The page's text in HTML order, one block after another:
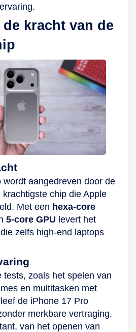
kracht van de
wordt aangedreven door de
krachtigste chip die Apple
Met een hexa-core
5-core GPU levert het
zelfs high-end laptops
tests, zoals het spelen van
en multitasken met
de iPhone 17 Pro
merkbare vertraging.
van het openen van